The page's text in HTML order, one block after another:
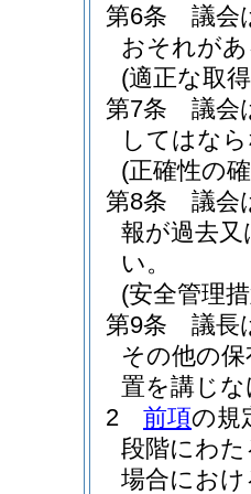
第6条
議会
おそれが
(適正な取
第7条
議会
してはな
(正確性の
第8条
議会
報が過去
い。
(安全管理
第9条
議長
その他の
置を講じ
2
前項の規
段階にわ
場合にお